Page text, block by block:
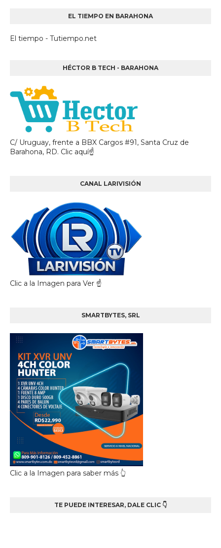
EL TIEMPO EN BARAHONA
El tiempo - Tutiempo.net
HÉCTOR B TECH - BARAHONA
C/ Uruguay, frente a BBX Cargos #91, Santa Cruz de
Barahona, RD. Clic aquí☝
CANAL LARIVISIÓN
Clic a la Imagen para Ver ☝️
SMARTBYTES, SRL
Clic a la Imagen para saber más 👆
TE PUEDE INTERESAR, DALE CLIC 👇